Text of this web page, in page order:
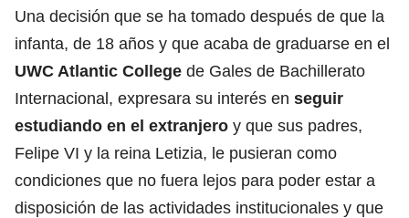
Una decisión que se ha tomado después de que la
infanta, de 18 años y que acaba de graduarse en el
UWC Atlantic College de Gales de Bachillerato
Internacional, expresara su interés en seguir
estudiando en el extranjero y que sus padres,
Felipe VI y la reina Letizia, le pusieran como
condiciones que no fuera lejos para poder estar a
disposición de las actividades institucionales y que